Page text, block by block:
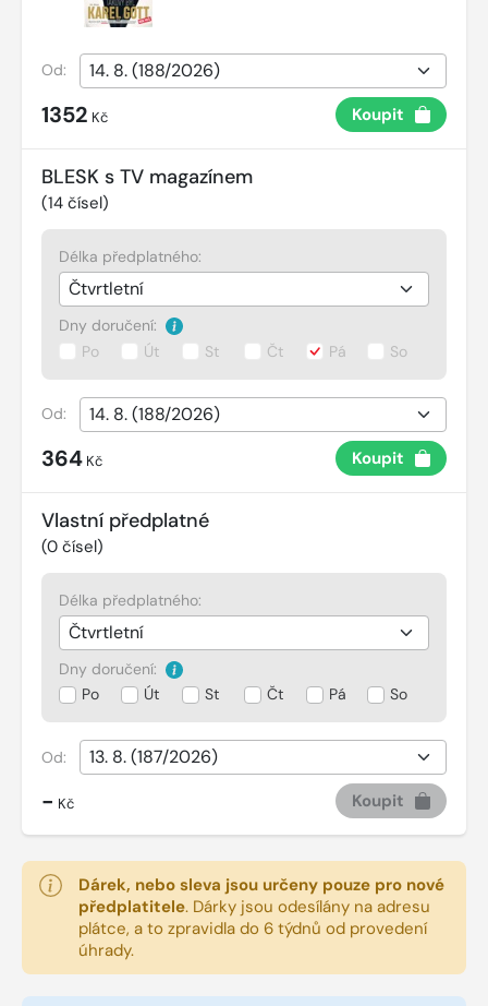
Od:
1352 Kč Koupit
BLESK s TV magazínem
(14 čísel)
Délka předplatného:
Dny doručení:
Po
Út St Čt Pá So
Od:
364 Kč Koupit
Vlastní předplatné
(0 čísel)
Délka předplatného:
Dny doručení:
Po
Út St Čt Pá So
Od:
- Kč Koupit
Dárek, nebo sleva jsou určeny pouze pro nové
předplatitele. Dárky jsou odesílány na adresu
plátce, a to zpravidla do 6 týdnů od provedení
úhrady.